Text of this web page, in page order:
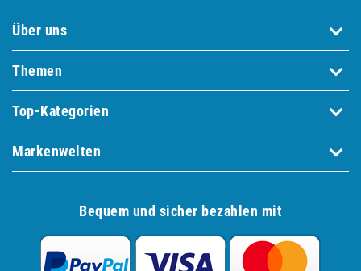
Über uns
Themen
Top-Kategorien
Markenwelten
Bequem und sicher bezahlen mit